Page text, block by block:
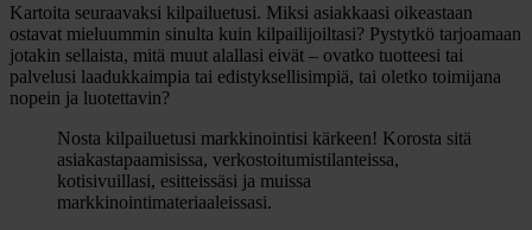
Kartoita seuraavaksi kilpailuetusi. Miksi asiakkaasi oikeastaan
ostavat mieluummin sinulta kuin kilpailijoiltasi? Pystytkö tarjoamaan
jotakin sellaista, mitä muut alallasi eivät – ovatko tuotteesi tai
palvelusi laadukkaimpia tai edistyksellisimpiä, tai oletko toimijana
nopein ja luotettavin?
Nosta kilpailuetusi markkinointisi kärkeen! Korosta sitä
asiakastapaamisissa, verkostoitumistilanteissa,
kotisivuillasi, esitteissäsi ja muissa
markkinointimateriaaleissasi.